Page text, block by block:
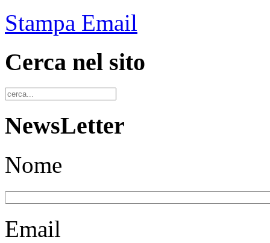
Stampa Email
Cerca nel sito
NewsLetter
Nome
Email